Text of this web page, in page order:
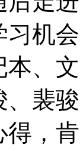
习机
本、
、裴
得，